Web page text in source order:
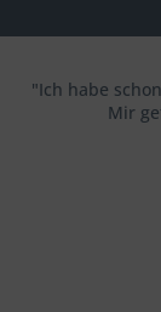
"Ich habe
Mir